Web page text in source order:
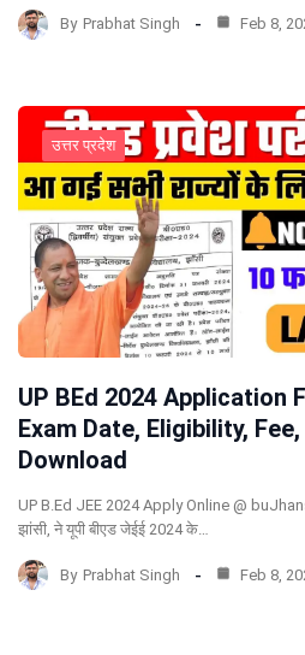
By Prabhat Singh Feb 8,
उत्तर प्रदेश
UP BEd 2024 Application
Exam Date, Eligibility,
Download
UP B.Ed JEE 2024 Apply Online @
झांसी, ने यूपी बीएड जेईई 2024 के…
By Prabhat Singh Feb 8,